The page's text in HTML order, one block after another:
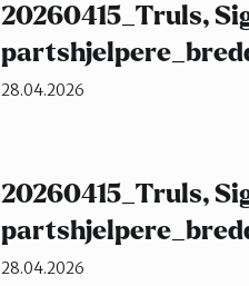
20260415_Truls,
28.04.2026
20260415_Truls,
28.04.2026